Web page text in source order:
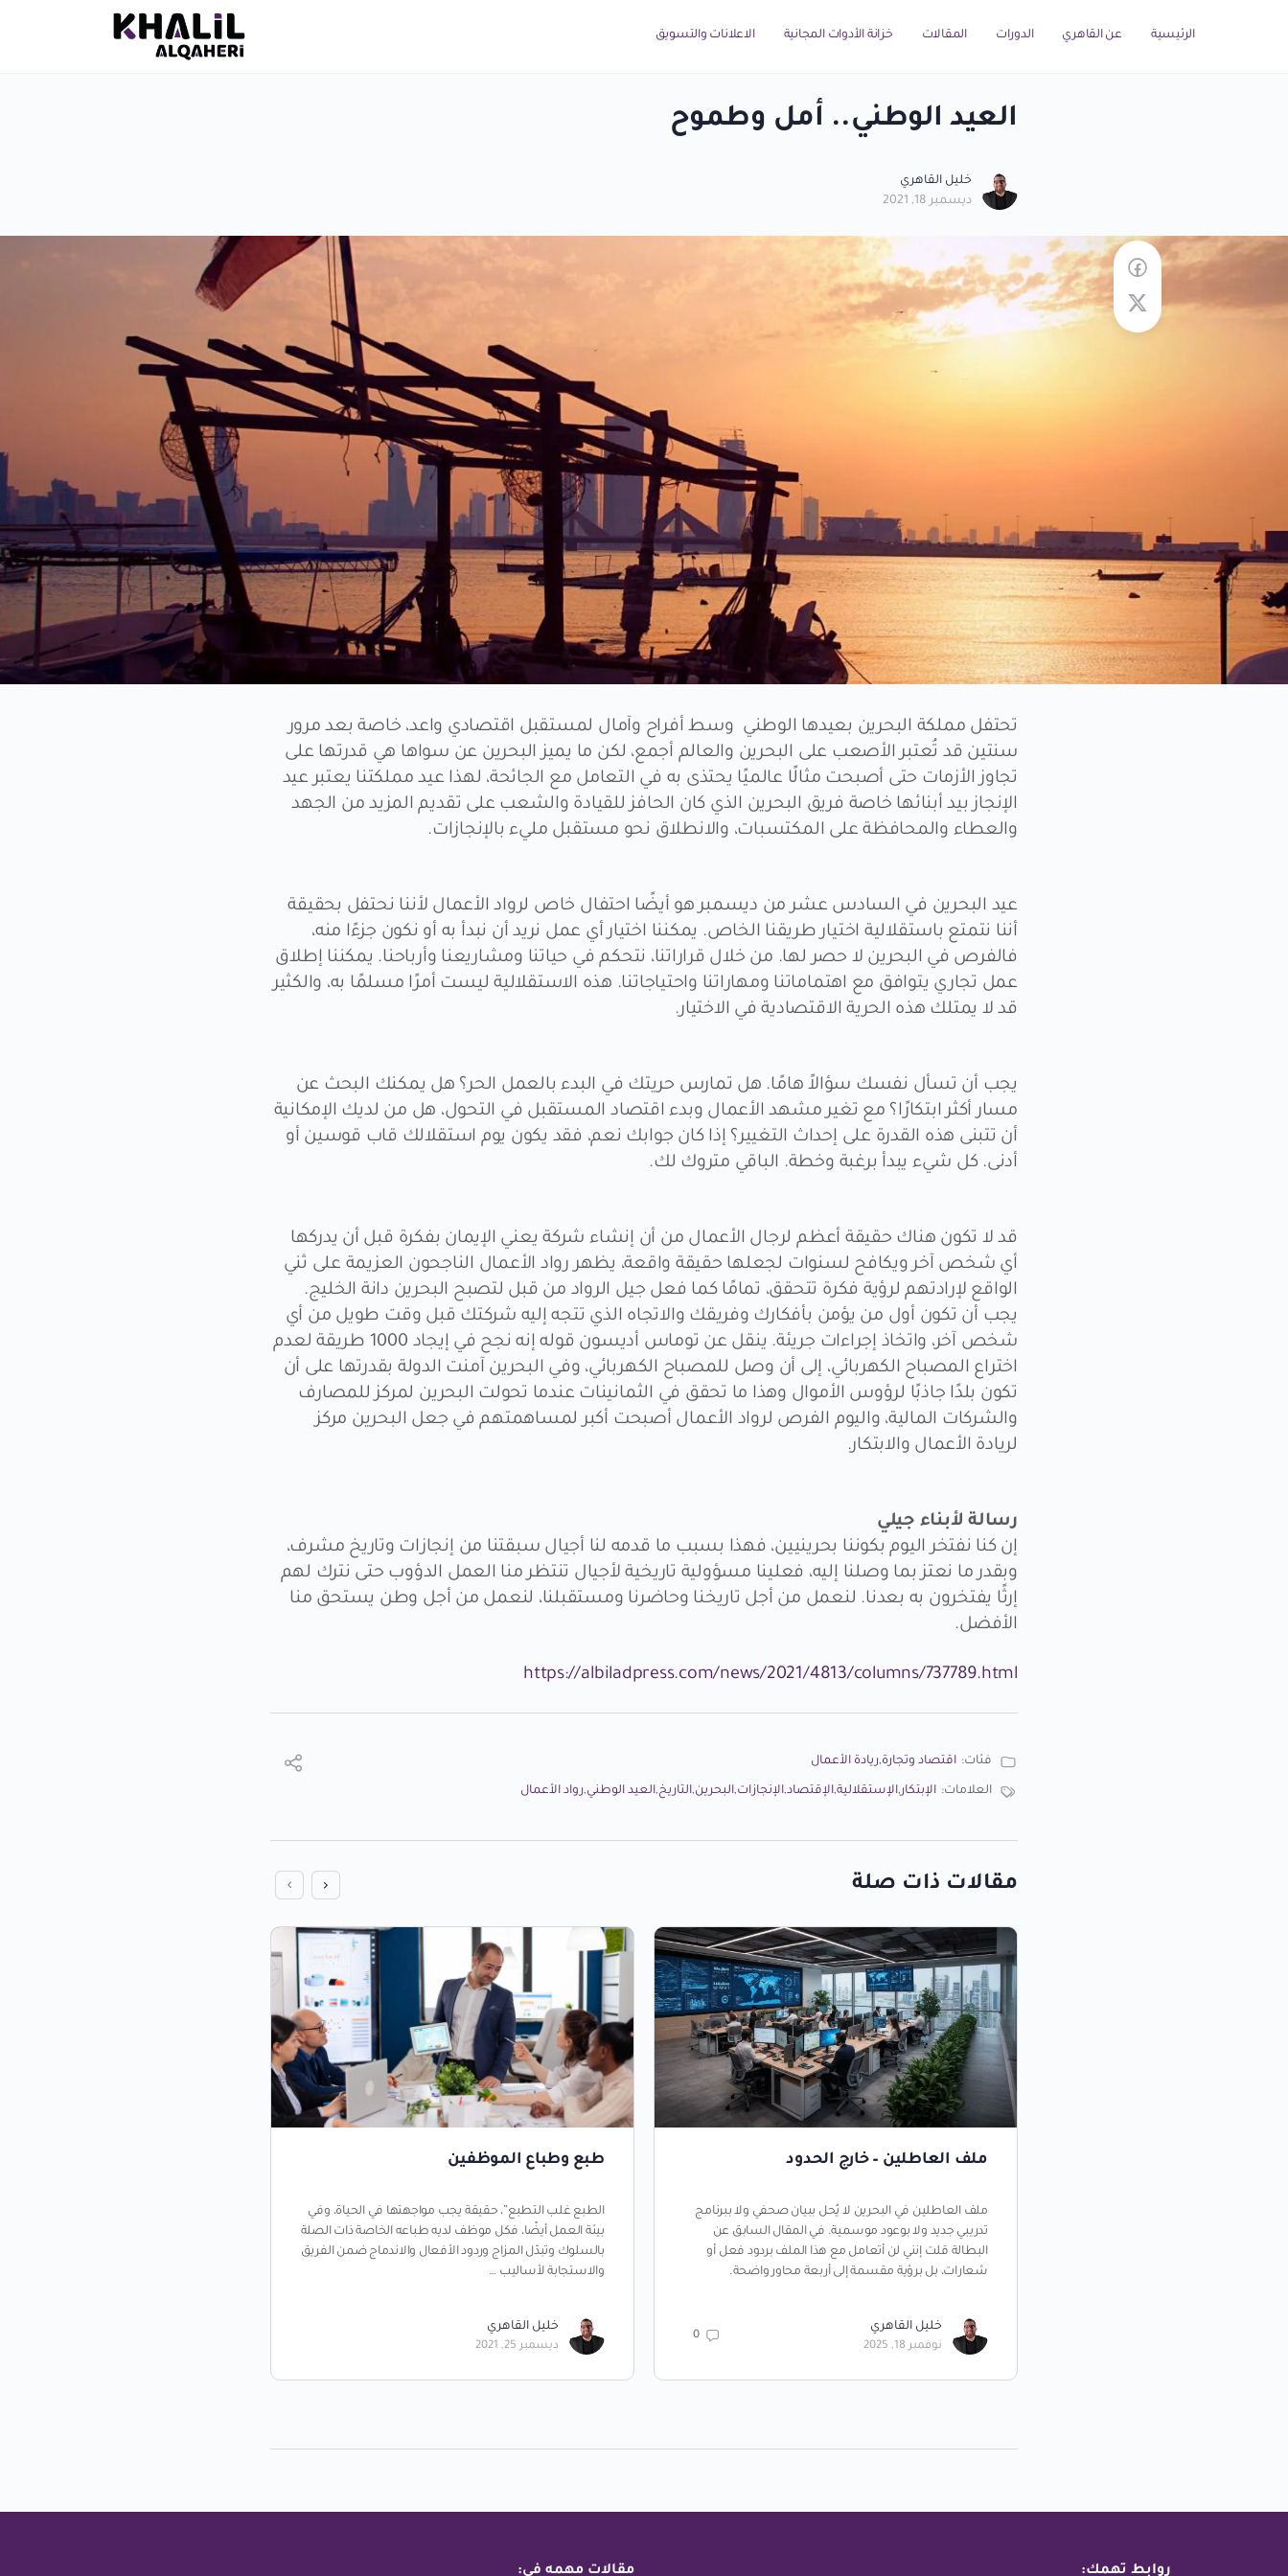
الرئيسية عن القاهري الدورات المقالات خزانة الأدوات المجانية الاعلانات والتسويق
العيد الوطني.. أمل وطموح
خليل القاهري
ديسمبر 18, 2021
تحتفل مملكة البحرين بعيدها الوطني وسط أفراح وآمال لمستقبل اقتصادي واعد، خاصة بعد مرور
سنتين قد تُعتبر الأصعب على البحرين والعالم أجمع، لكن ما يميز البحرين عن سواها هي قدرتها على
تجاوز الأزمات حتى أصبحت مثالًا عالميًا يحتذى به في التعامل مع الجائحة، لهذا عيد مملكتنا يعتبر عيد
الإنجاز بيد أبنائها خاصة فريق البحرين الذي كان الحافز للقيادة والشعب على تقديم المزيد من الجهد
والعطاء والمحافظة على المكتسبات، والانطلاق نحو مستقبل مليء بالإنجازات.
عيد البحرين في السادس عشر من ديسمبر هو أيضًا احتفال خاص لرواد الأعمال لأننا نحتفل بحقيقة
أننا نتمتع باستقلالية اختيار طريقنا الخاص. يمكننا اختيار أي عمل نريد أن نبدأ به أو نكون جزءًا منه،
فالفرص في البحرين لا حصر لها. من خلال قراراتنا، نتحكم في حياتنا ومشاريعنا وأرباحنا. يمكننا إطلاق
عمل تجاري يتوافق مع اهتماماتنا ومهاراتنا واحتياجاتنا. هذه الاستقلالية ليست أمرًا مسلمًا به، والكثير
قد لا يمتلك هذه الحرية الاقتصادية في الاختيار.
يجب أن تسأل نفسك سؤالاً هامًا. هل تمارس حريتك في البدء بالعمل الحر؟ هل يمكنك البحث عن
مسار أكثر ابتكارًا؟ مع تغير مشهد الأعمال وبدء اقتصاد المستقبل في التحول، هل من لديك الإمكانية
أن تتبنى هذه القدرة على إحداث التغيير؟ إذا كان جوابك نعم، فقد يكون يوم استقلالك قاب قوسين أو
أدنى. كل شيء يبدأ برغبة وخطة. الباقي متروك لك.
قد لا تكون هناك حقيقة أعظم لرجال الأعمال من أن إنشاء شركة يعني الإيمان بفكرة قبل أن يدركها
أي شخص آخر ويكافح لسنوات لجعلها حقيقة واقعة، يظهر رواد الأعمال الناجحون العزيمة على ثني
الواقع لإرادتهم لرؤية فكرة تتحقق، تمامًا كما فعل جيل الرواد من قبل لتصبح البحرين دانة الخليج.
يجب أن تكون أول من يؤمن بأفكارك وفريقك والاتجاه الذي تتجه إليه شركتك قبل وقت طويل من أي
شخص آخر، واتخاذ إجراءات جريئة. ينقل عن توماس أديسون قوله إنه نجح في إيجاد 1000 طريقة لعدم
اختراع المصباح الكهربائي، إلى أن وصل للمصباح الكهربائي، وفي البحرين آمنت الدولة بقدرتها على أن
تكون بلدًا جاذبًا لرؤوس الأموال وهذا ما تحقق في الثمانينات عندما تحولت البحرين لمركز للمصارف
والشركات المالية، واليوم الفرص لرواد الأعمال أصبحت أكبر لمساهمتهم في جعل البحرين مركز
لريادة الأعمال والابتكار.
رسالة لأبناء جيلي
إن كنا نفتخر اليوم بكوننا بحرينيين، فهذا بسبب ما قدمه لنا أجيال سبقتنا من إنجازات وتاريخ مشرف،
وبقدر ما نعتز بما وصلنا إليه، فعلينا مسؤولية تاريخية لأجيال تنتظر منا العمل الدؤوب حتى نترك لهم
إرثًا يفتخرون به بعدنا. لنعمل من أجل تاريخنا وحاضرنا ومستقبلنا، لنعمل من أجل وطن يستحق منا
الأفضل.
https://albiladpress.com/news/2021/4813/columns/737789.html
فئات: اقتصاد وتجارة,ريادة الأعمال
العلامات: الإبتكار,الإستقلالية,الإقتصاد,الإنجازات,البحرين,التاريخ,العيد الوطني,رواد الأعمال
مقالات ذات صلة
ملف العاطلين – خارج الحدود
ملف العاطلين في البحرين لا يُحل ببيان صحفي ولا ببرنامج
تدريبي جديد ولا بوعود موسمية. في المقال السابق عن
البطالة قلت إنني لن أتعامل مع هذا الملف بردود فعل أو
شعارات، بل برؤية مقسمة إلى أربعة محاور واضحة.
خليل القاهري
نوفمبر 18, 2025
0
طبع وطباع الموظفين
الطبع غلب التطبع”، حقيقة يجب مواجهتها في الحياة، وفي
بيئة العمل أيضًا، فكل موظف لديه طباعه الخاصة ذات الصلة
بالسلوك وتبدّل المزاج وردود الأفعال والاندماج ضمن الفريق
والاستجابة لأساليب …
خليل القاهري
ديسمبر 25, 2021
روابط تهمك: مقالات مهمه في: